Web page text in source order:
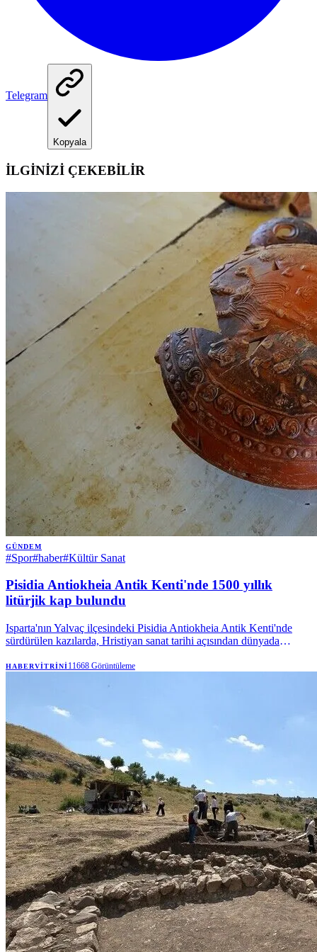
Telegram
Kopyala
İLGİNİZİ ÇEKEBİLİR
GÜNDEM
#Spor#haber#Kültür Sanat
Pisidia Antiokheia Antik Kenti'nde 1500 yıllık
litürjik kap bulundu
Isparta'nın Yalvaç ilçesindeki Pisidia Antiokheia Antik Kenti'nde
sürdürülen kazılarda, Hristiyan sanat tarihi açısından dünyada
çıkarıldı. | Anadolu Ajansı
HABERVITRINI11668 Görüntüleme